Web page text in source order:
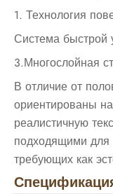
1. Технология
Система быстрой
3.Многослойная
В отличие от
ориентированы
реалистичную
подходящими
требующих как